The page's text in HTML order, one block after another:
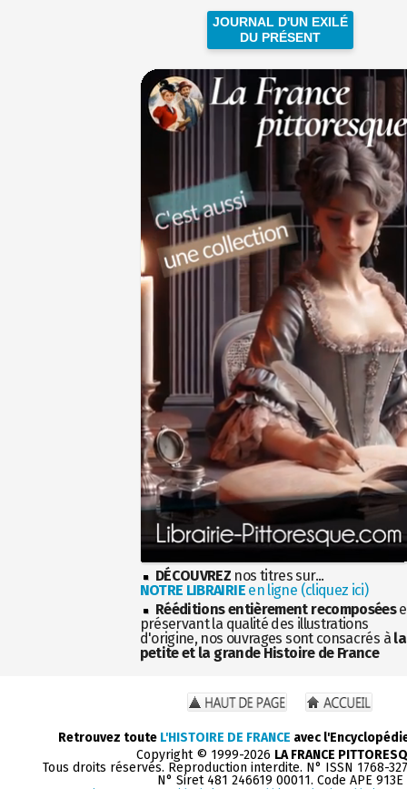
JOURNAL D'UN EXILÉ
DU PRÉSENT
DÉCOUVREZ nos titres sur...
NOTRE LIBRAIRIEen ligne (cliquez ici)
Rééditions entièrement recomposées
préservant la qualité des illustrations
d'origine, nos ouvrages sont consacrés à la
petite et la grande Histoire de France
Retrouvez toute L'HISTOIRE DE FRANCE avec
Copyright © 1999-2026 LA FRANCE
Tous droits réservés. Reproduction interdite. N° ISSN 1768-
N° Siret 481 246619 00011. Code APE 913E